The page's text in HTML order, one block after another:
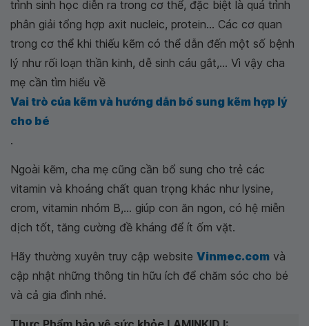
trình sinh học diễn ra trong cơ thể, đặc biệt là quá trình
phân giải tổng hợp axit nucleic, protein... Các cơ quan
trong cơ thể khi thiếu kẽm có thể dẫn đến một số bệnh
lý như rối loạn thần kinh, dễ sinh cáu gắt,... Vì vậy cha
mẹ cần tìm hiểu về
Vai trò của kẽm và hướng dẫn bổ sung kẽm hợp lý
cho bé
.
Ngoài kẽm, cha mẹ cũng cần bổ sung cho trẻ các
vitamin và khoáng chất quan trọng khác như lysine,
crom, vitamin nhóm B,... giúp con ăn ngon, có hệ miễn
dịch tốt, tăng cường đề kháng để ít ốm vặt.
Hãy thường xuyên truy cập website Vinmec.com và
cập nhật những thông tin hữu ích để chăm sóc cho bé
và cả gia đình nhé.